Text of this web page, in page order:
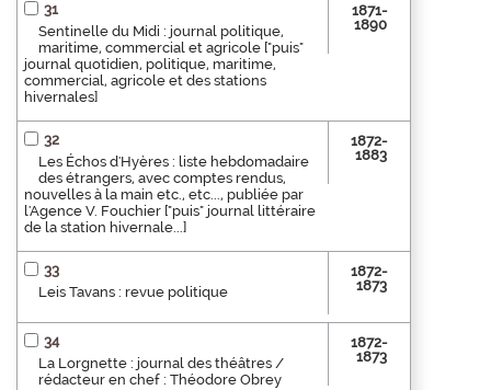
31
Sentinelle du Midi : journal politique,
maritime, commercial et agricole ["puis"
journal quotidien, politique, maritime,
commercial, agricole et des stations
hivernales]
1871-
1890
32
Les Échos d'Hyères : liste hebdomadaire
des étrangers, avec comptes rendus,
nouvelles à la main etc., etc..., publiée par
l'Agence V. Fouchier ["puis" journal littéraire
de la station hivernale...]
1872-
1883
33
Leis Tavans : revue politique
1872-
1873
34
La Lorgnette : journal des théâtres /
rédacteur en chef : Théodore Obrey
1872-
1873